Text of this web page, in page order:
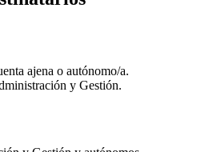
ajena o autónomo/a.
y Gestión.